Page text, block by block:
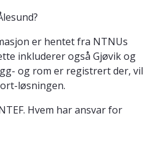
er hentet fra NTNUs
inkluderer også Gjøvik og
og rom er registrert der, vil
løsningen.
Hvem har ansvar for